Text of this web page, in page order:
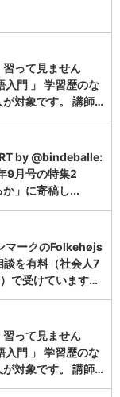
習って見ません
入門 」 学習歴のな
が対象です。 講師…
by @bindeballe:
9月号の特集2
か」に寄稿し...
マークのFolkehøjs
を有料（社会人7
で受けています…
習って見ません
入門 」 学習歴のな
が対象です。 講師…